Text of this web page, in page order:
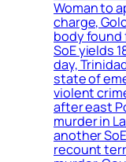
Woman to
charge,
body found
SoE yields
day,
state of
violent
after east
murder in
another
recount